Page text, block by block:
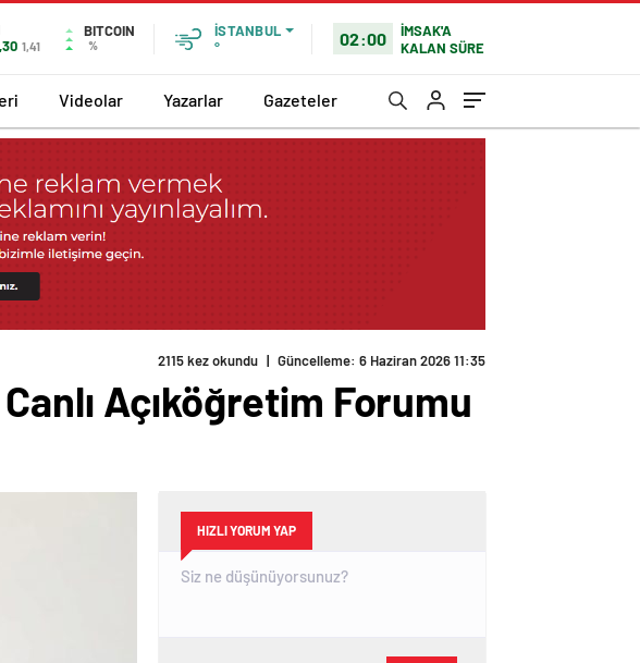
1,41
BITCOIN
%
İSTANBUL
°
02:00
İMSAK'A
KALAN SÜRE
Videolar Yazarlar Gazeteler
2115 kez okundu | Güncelleme: 6 Haziran 2026 11:35
Canlı Açıköğretim Forumu
HIZLI YORUM YAP